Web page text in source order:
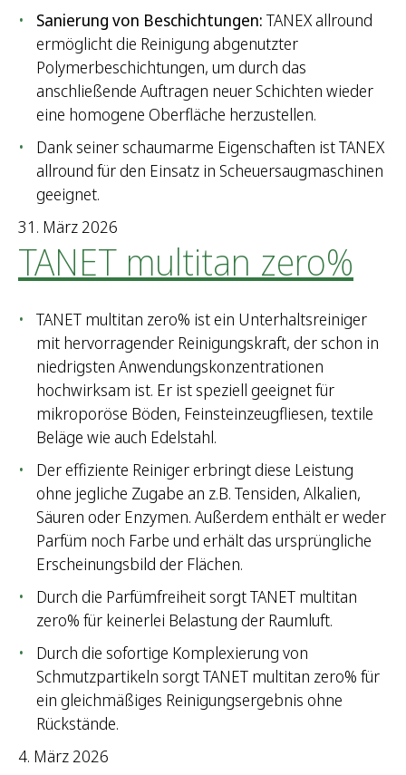
Sanierung von Beschichtungen: TANEX allround
ermöglicht die Reinigung abgenutzter
Polymerbeschichtungen, um durch das
anschließende Auftragen neuer Schichten wieder
eine homogene Oberfläche herzustellen.
Dank seiner schaumarme Eigenschaften ist TANEX
allround für den Einsatz in Scheuersaugmaschinen
geeignet.
31. März 2026
TANET multitan zero%
TANET multitan zero% ist ein Unterhaltsreiniger
mit hervorragender Reinigungskraft, der schon in
niedrigsten Anwendungskonzentrationen
hochwirksam ist. Er ist speziell geeignet für
mikroporöse Böden, Feinsteinzeugfliesen, textile
Beläge wie auch Edelstahl.
Der effiziente Reiniger erbringt diese Leistung
ohne jegliche Zugabe an z.B. Tensiden, Alkalien,
Säuren oder Enzymen. Außerdem enthält er weder
Parfüm noch Farbe und erhält das ursprüngliche
Erscheinungsbild der Flächen.
Durch die Parfümfreiheit sorgt TANET multitan
zero% für keinerlei Belastung der Raumluft.
Durch die sofortige Komplexierung von
Schmutzpartikeln sorgt TANET multitan zero% für
ein gleichmäßiges Reinigungsergebnis ohne
Rückstände.
4. März 2026